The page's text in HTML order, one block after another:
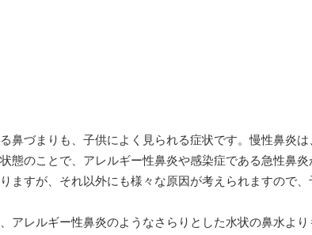
鼻づまりも、子供によく見られる症状です。慢性鼻炎
態のことで、アレルギー性鼻炎や感染症である急性鼻
ますが、それ以外にも様々な原因が考えられますので
アレルギー性鼻炎のようなさらりとした水状の鼻水よ